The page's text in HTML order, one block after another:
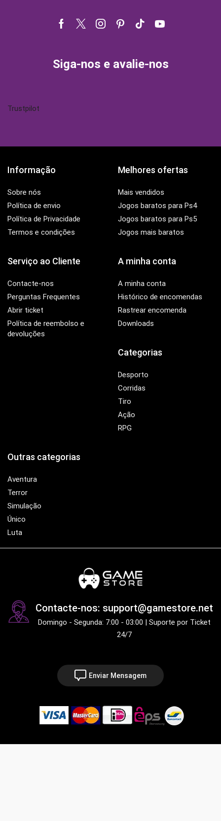
Facebook
TwitterInstagram
Pinterest
Tik- Youtube
Siga-nos e avalie-nos
Trustpilot
Informação
Sobre nós
Política de envio
Política de Privacidade
Termos e condições
Melhores ofertas
Mais vendidos
Jogos baratos para Ps4
Jogos baratos para Ps5
Jogos mais baratos
Serviço ao Cliente
Contacte-nos
Perguntas Frequentes
Abrir ticket
Política de reembolso e
devoluções
A minha conta
A minha conta
Histórico de encomendas
Rastrear encomenda
Downloads
Categorias
Desporto
Corridas
Tiro
Ação
RPG
Outras categorias
Aventura
Terror
Simulação
Único
Luta
Contacte-nos: support@gamestore.net
Domingo - Segunda: 7:00 - 03:00 | Suporte por Ticket
24/7
Enviar Mensagem